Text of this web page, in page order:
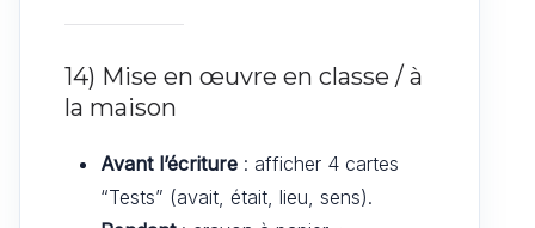
14) Mise en œuvre en classe / à
la maison
Avant l’écriture : afficher 4 cartes
“Tests” (avait, était, lieu, sens).